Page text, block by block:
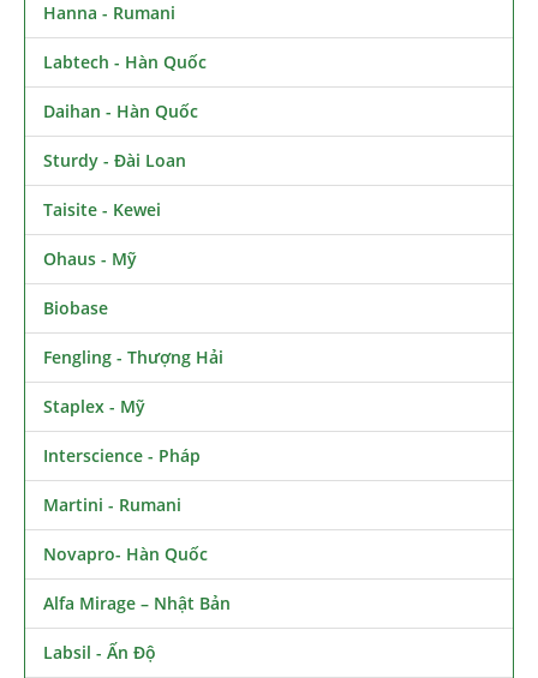
Hanna - Rumani
Labtech - Hàn Quốc
Daihan - Hàn Quốc
Sturdy - Đài Loan
Taisite - Kewei
Ohaus - Mỹ
Biobase
Fengling - Thượng Hải
Staplex - Mỹ
Interscience - Pháp
Martini - Rumani
Novapro- Hàn Quốc
Alfa Mirage – Nhật Bản
Labsil - Ấn Độ